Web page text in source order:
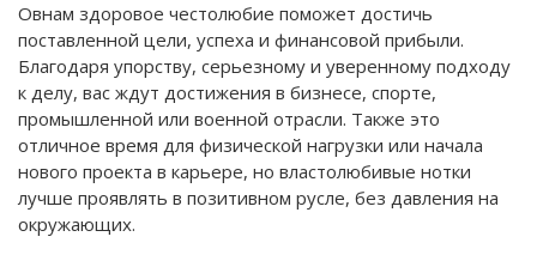
Овнам здоровое честолюбие поможет достичь
поставленной цели, успеха и финансовой прибыли.
Благодаря упорству, серьезному и уверенному подходу
к делу, вас ждут достижения в бизнесе, спорте,
промышленной или военной отрасли. Также это
отличное время для физической нагрузки или начала
нового проекта в карьере, но властолюбивые нотки
лучше проявлять в позитивном русле, без давления на
окружающих.